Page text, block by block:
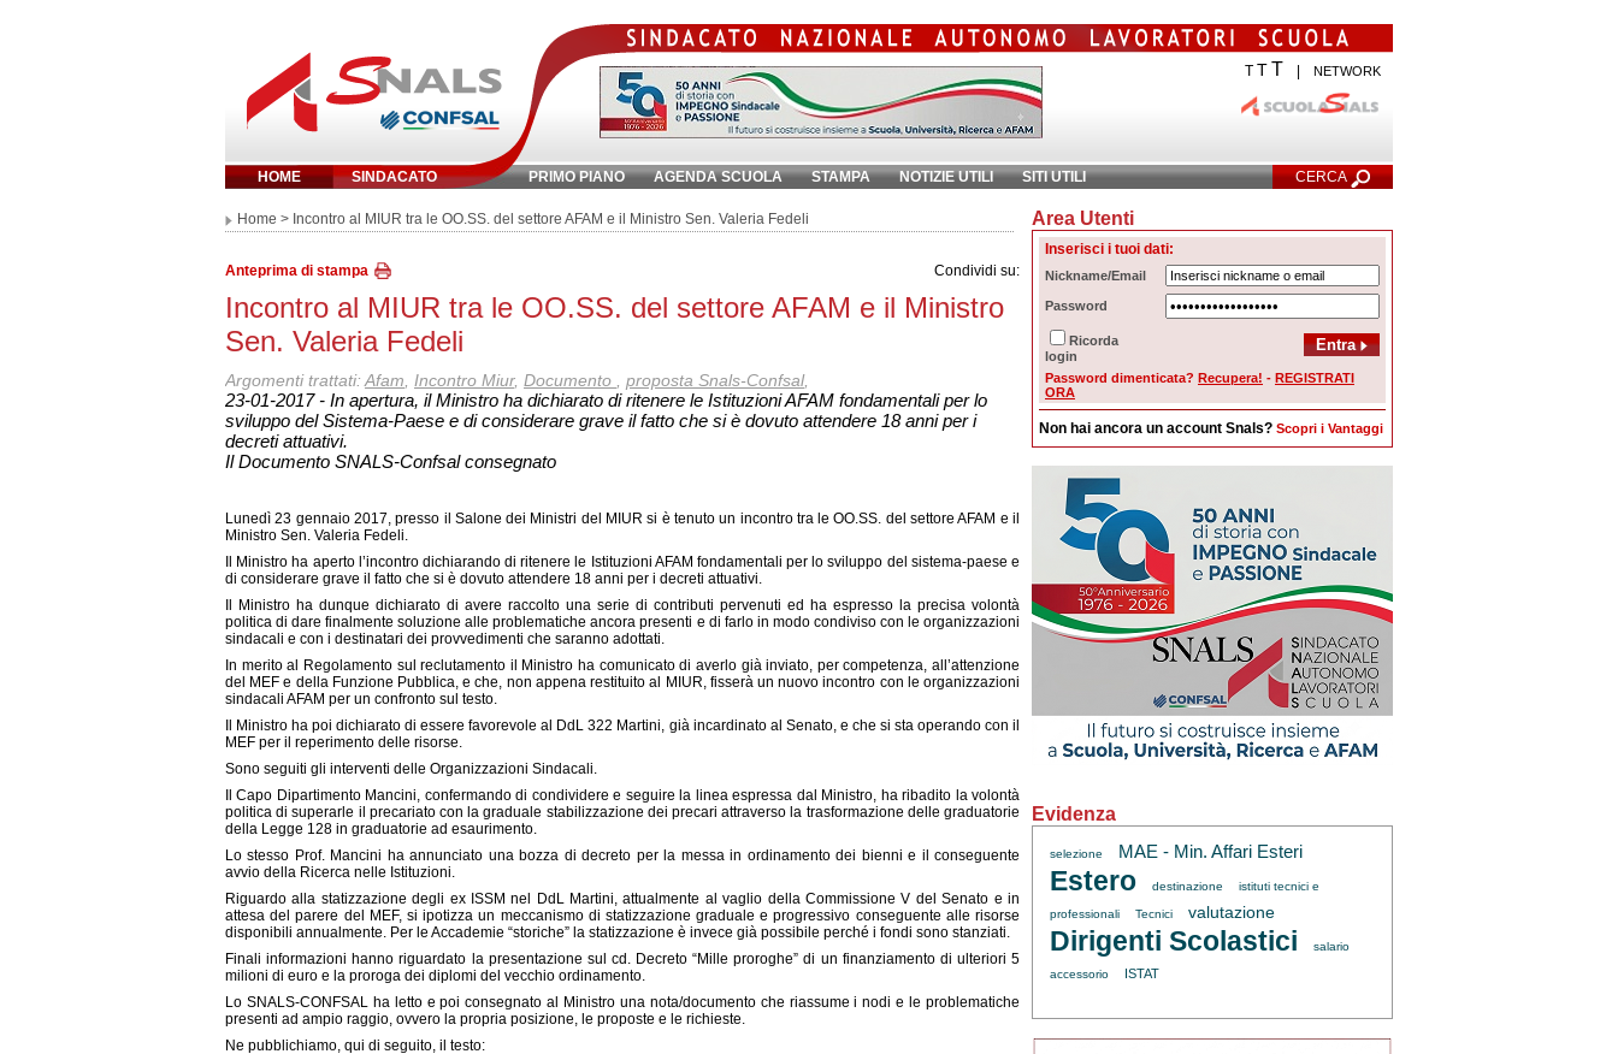
T TT NETWORK
HOME SINDACATO PRIMO PIANO AGENDA SCUOLA STAMPA NOTIZIE UTILI SITI UTILI CERCA
Inserisci parola chiave: Ricerca Avanzata
Home > Incontro al MIUR tra le OO.SS. del settore AFAM e il Ministro Sen. Valeria Fedeli
Anteprima di stampa Condividi su:
Incontro al MIUR tra le OO.SS. del settore AFAM e il Ministro
Sen. Valeria Fedeli
Argomenti trattati: Afam Incontro Miur, Documento proposta Snals-Confsal,
23-01-2017 - In apertura, il Ministro ha dichiarato di ritenere le Istituzioni AFAM fondamentali per lo
sviluppo del Sistema-Paese e di considerare grave il fatto che si è dovuto attendere 18 anni per i
decreti attuativi.
Il Documento SNALS-Confsal consegnato
Lunedì 23 gennaio 2017, presso il Salone dei Ministri del MIUR si è tenuto un incontro tra le OO.SS. del settore AFAM e il
Ministro Sen. Valeria Fedeli.
Il Ministro ha aperto l’incontro dichiarando di ritenere le Istituzioni AFAM fondamentali per lo sviluppo del sistema-paese e
di considerare grave il fatto che si è dovuto attendere 18 anni per i decreti attuativi.
Il Ministro ha dunque dichiarato di avere raccolto una serie di contributi pervenuti ed ha espresso la precisa volontà
politica di dare finalmente soluzione alle problematiche ancora presenti e di farlo in modo condiviso con le organizzazioni
sindacali e con i destinatari dei provvedimenti che saranno adottati.
In merito al Regolamento sul reclutamento il Ministro ha comunicato di averlo già inviato, per competenza, all’attenzione
del MEF e della Funzione Pubblica, e che, non appena restituito al MIUR, fisserà un nuovo incontro con le organizzazioni
sindacali AFAM per un confronto sul testo.
Il Ministro ha poi dichiarato di essere favorevole al DdL 322 Martini, già incardinato al Senato, e che si sta operando con il
MEF per il reperimento delle risorse.
Sono seguiti gli interventi delle Organizzazioni Sindacali.
Il Capo Dipartimento Mancini, confermando di condividere e seguire la linea espressa dal Ministro, ha ribadito la volontà
politica di superarle il precariato con la graduale stabilizzazione dei precari attraverso la trasformazione delle graduatorie
della Legge 128 in graduatorie ad esaurimento.
Lo stesso Prof. Mancini ha annunciato una bozza di decreto per la messa in ordinamento dei bienni e il conseguente
avvio della Ricerca nelle Istituzioni.
Riguardo alla statizzazione degli ex ISSM nel DdL Martini, attualmente al vaglio della Commissione V del Senato e in
attesa del parere del MEF, si ipotizza un meccanismo di statizzazione graduale e progressivo conseguente alle risorse
disponibili annualmente. Per le Accademie “storiche” la statizzazione è invece già possibile perché i fondi sono stanziati.
Finali informazioni hanno riguardato la presentazione sul cd. Decreto “Mille proroghe” di un finanziamento di ulteriori 5
milioni di euro e la proroga dei diplomi del vecchio ordinamento.
Lo SNALS-CONFSAL ha letto e poi consegnato al Ministro una nota/documento che riassume i nodi e le problematiche
presenti ad ampio raggio, ovvero la propria posizione, le proposte e le richieste.
Ne pubblichiamo, qui di seguito, il testo:
Area Utenti
Inserisci i tuoi dati:
Nickname/Email
Password
Ricorda
login
Password dimenticata? Recupera! - REGISTRATI
ORA
Non hai ancora un account Snals? Scopri i Vantaggi
Evidenza
selezione MAE - Min. Affari Esteri
Estero destinazione istituti tecnici e
professionali Tecnici valutazione
Dirigenti Scolastici salario
accessorio ISTAT